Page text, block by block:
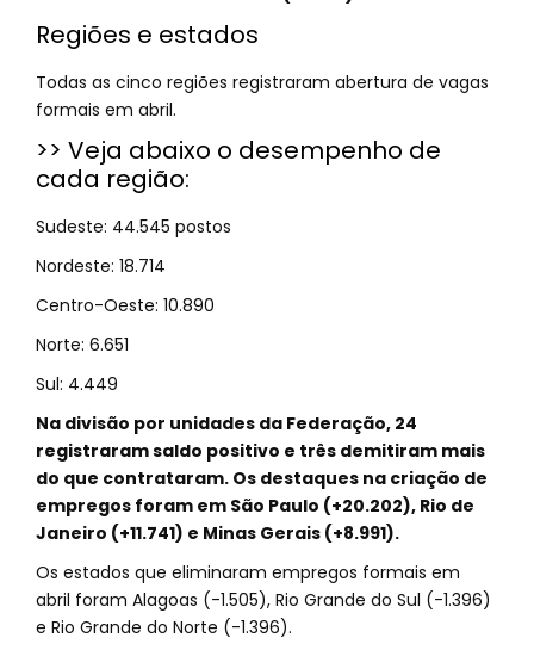
Regiões e estados
Todas as cinco regiões registraram abertura de vagas
formais em abril.
>> Veja abaixo o desempenho de
cada região:
Sudeste: 44.545 postos
Nordeste: 18.714
Centro-Oeste: 10.890
Norte: 6.651
Sul: 4.449
Na divisão por unidades da Federação, 24
registraram saldo positivo e três demitiram mais
do que contrataram. Os destaques na criação de
empregos foram em São Paulo (+20.202), Rio de
Janeiro (+11.741) e Minas Gerais (+8.991).
Os estados que eliminaram empregos formais em
abril foram Alagoas (-1.505), Rio Grande do Sul (-1.396)
e Rio Grande do Norte (-1.396).